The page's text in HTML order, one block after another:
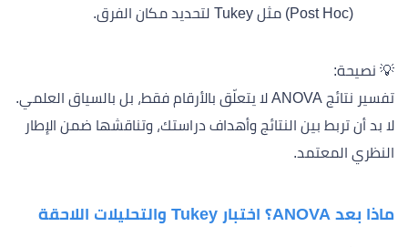
(Post Hoc) مثل Tukey لتحديد مكان الفرق.
💡 نصيحة:
تفسير نتائج ANOVA لا يتعلّق بالأرقام فقط، بل بالسياق العلمي.
لا بد أن تربط بين النتائج وأهداف دراستك، وتناقشها ضمن الإطار
النظري المعتمد.
ماذا بعد ANOVA؟ اختبار Tukey والتحليلات اللاحقة